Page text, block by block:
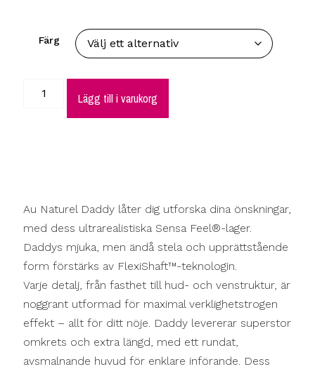
Färg
Lägg till i varukorg
Au Naturel Daddy låter dig utforska dina önskningar,
med dess ultrarealistiska Sensa Feel®-lager.
Daddys mjuka, men ändå stela och upprättstående
form förstärks av FlexiShaft™-teknologin.
Varje detalj, från fasthet till hud- och venstruktur, är
noggrant utformad för maximal verklighetstrogen
effekt – allt för ditt nöje. Daddy levererar superstor
omkrets och extra längd, med ett rundat,
avsmalnande huvud för enklare införande. Dess